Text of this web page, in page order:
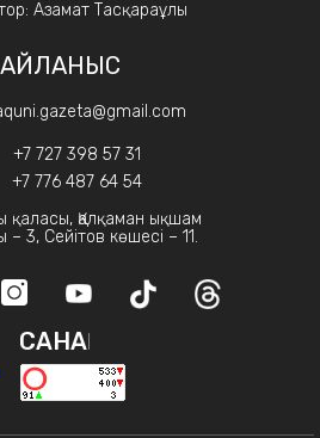
Азамат Тасқараұлы
+7 727 398 57 31
+7 776 487 64 54
қаласы, Қалқаман ықшам
– 3, Сейітов көшесі – 11.
САНАҚ